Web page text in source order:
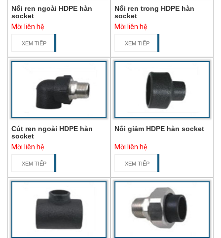
Nối ren ngoài HDPE hàn
socket
Mời liên hệ
XEM TIẾP
Nối ren trong HDPE hàn
socket
Mời liên hệ
XEM TIẾP
Cút ren ngoài HDPE hàn
socket
Mời liên hệ
XEM TIẾP
Nối giảm HDPE hàn socket
Mời liên hệ
XEM TIẾP